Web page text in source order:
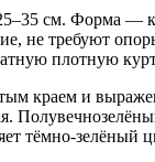
см. Форма —
не требуют
плотную
краем и
тёмно-зелёный